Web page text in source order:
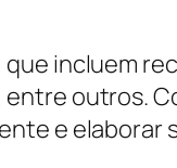
incluem
outros.
e elaborar